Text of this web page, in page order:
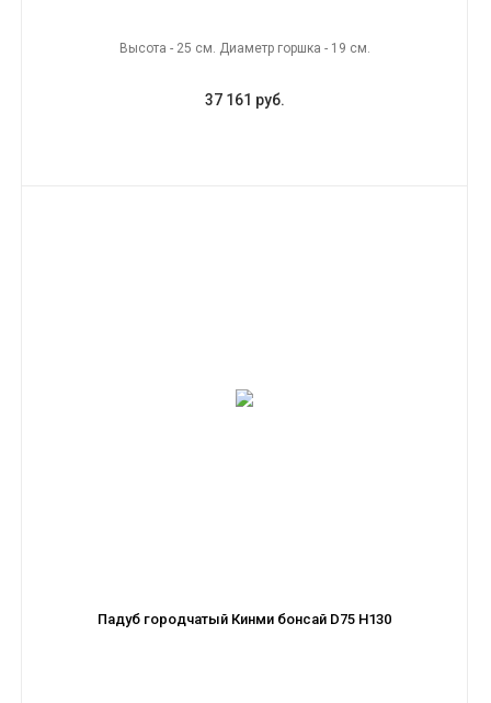
Высота - 25 см. Диаметр горшка - 19 см.
37 161 руб.
Падуб городчатый Кинми бонсай D75 H130